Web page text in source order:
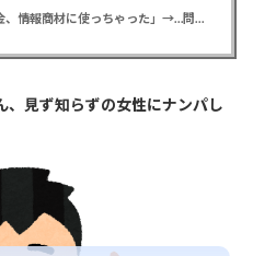
【悲報】彼女「ごめん！俺くんの貯金、情報商材に使っちゃった」→…問い詰めたらギャン泣きされたんだが俺が悪いのか？
、見ず知らずの女性にナンパし